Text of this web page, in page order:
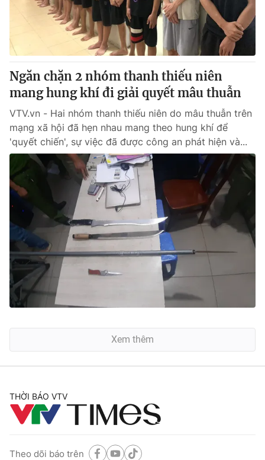
Ngăn chặn 2 nhóm thanh thiếu niên
mang hung khí đi giải quyết mâu thuẫn
VTV.vn - Hai nhóm thanh thiếu niên do mâu thuẫn trên
mạng xã hội đã hẹn nhau mang theo hung khí để
'quyết chiến', sự việc đã được công an phát hiện và...
Xem thêm
THỜI BÁO VTV
Theo dõi báo trên